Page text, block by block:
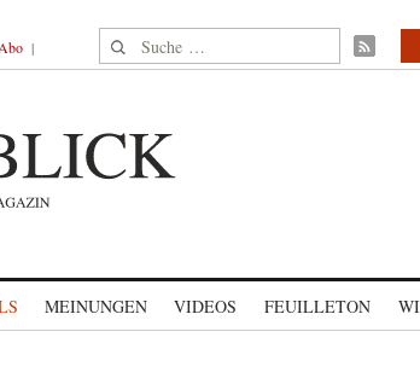
Suche nach:
MEINUNGEN VIDEOS FEUILLETON